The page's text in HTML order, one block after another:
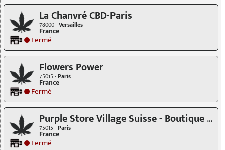
La Chanvré CBD-Paris
78000 -Versailles
France
Fermé
Flowers Power
75015 -Paris
France
Fermé
Purple Store Village Suisse - Boutique CBD
75015 -Paris
France
Fermé